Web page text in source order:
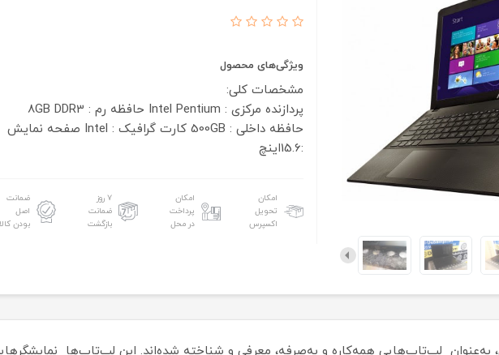
ویژگی‌های محصول
مشخصات کلی:
پردازنده مرکزی : Intel Pentium
حافظه رم : 8GB DDR3
حافظه داخلی : 500GB
کارت گرافیک : Intel
صفحه نمایش
:15.6اینچ
امکان
تحویل
اکسپرس
امکان
پرداخت
در محل
۷ روز
ضمانت
بازگشت
ضمانت
اصل
بودن کالا